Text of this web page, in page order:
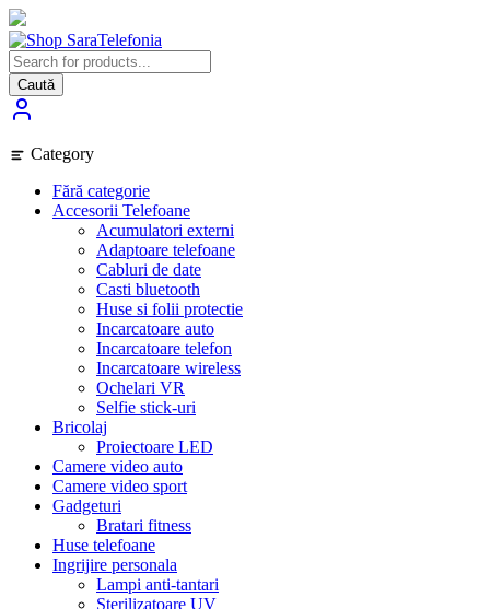
Skip
to
content
Caută
Category
Fără categorie
Accesorii Telefoane
Acumulatori externi
Adaptoare telefoane
Cabluri de date
Casti bluetooth
Huse si folii protectie
Incarcatoare auto
Incarcatoare telefon
Incarcatoare wireless
Ochelari VR
Selfie stick-uri
Bricolaj
Proiectoare LED
Camere video auto
Camere video sport
Gadgeturi
Bratari fitness
Huse telefoane
Ingrijire personala
Lampi anti-tantari
Sterilizatoare UV